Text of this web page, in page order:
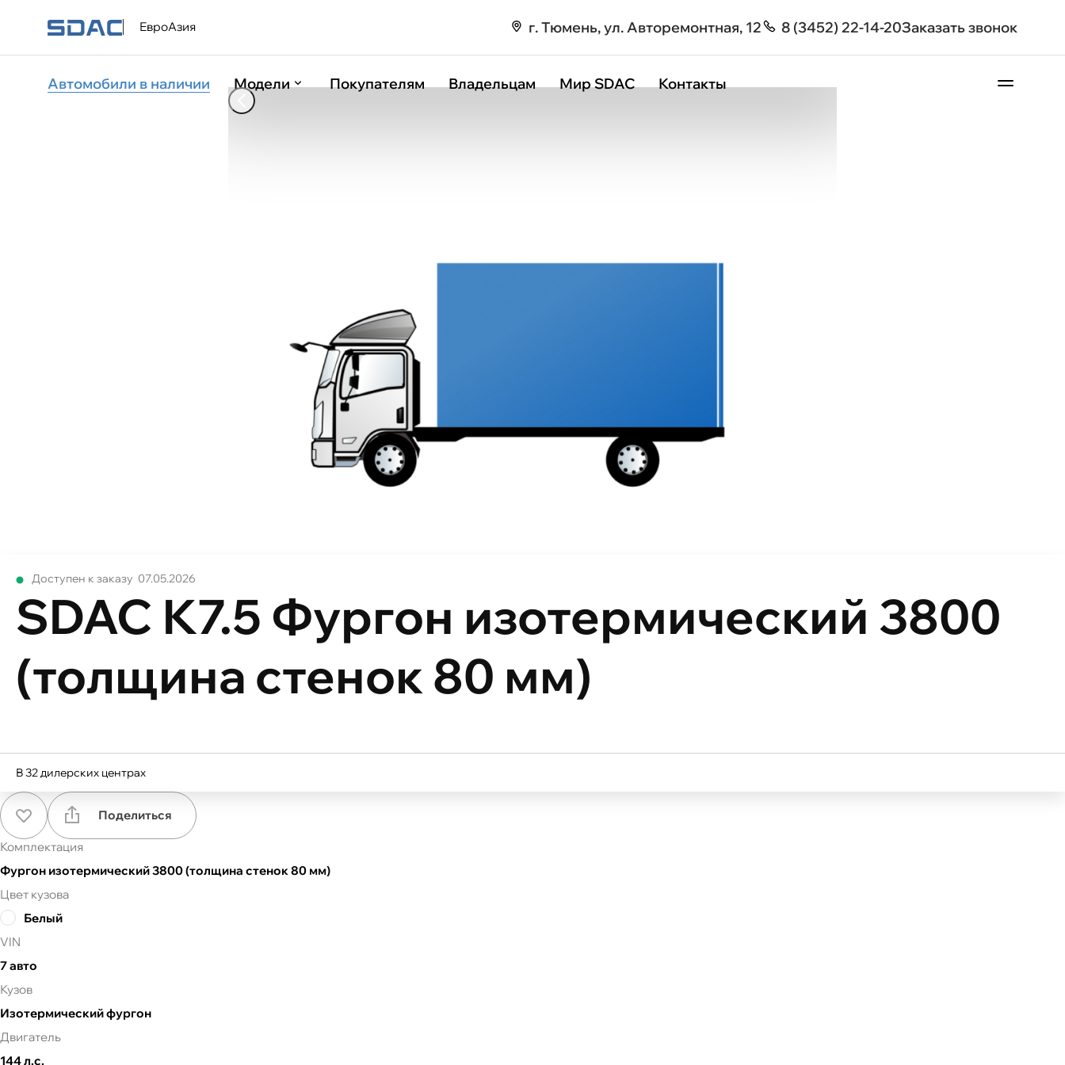
ЕвроАзия г. Тюмень, ул. Авторемонтная, 12 8 (3452) 22-14-20Заказать звонок
Автомобили в наличии Модели Покупателям Владельцам Мир SDAC Контакты
Доступен к заказу 07.05.2026
SDAC К7.5 Фургон изотермический 3800
(толщина стенок 80 мм)
В32дилерских центрах
Поделиться
Комплектация
Фургон изотермический 3800 (толщина стенок 80 мм)
Цвет кузова
Белый
VIN
7 авто
Кузов
Изотермический фургон
Двигатель
144 л.с.